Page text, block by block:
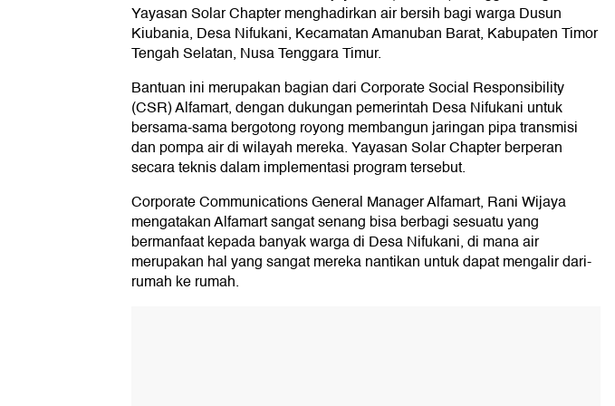
Yayasan Solar Chapter menghadirkan air bersih bagi warga Dusun
Kiubania, Desa Nifukani, Kecamatan Amanuban Barat, Kabupaten Timor
Tengah Selatan, Nusa Tenggara Timur.
Bantuan ini merupakan bagian dari Corporate Social Responsibility
(CSR) Alfamart, dengan dukungan pemerintah Desa Nifukani untuk
bersama-sama bergotong royong membangun jaringan pipa transmisi
dan pompa air di wilayah mereka. Yayasan Solar Chapter berperan
secara teknis dalam implementasi program tersebut.
Corporate Communications General Manager Alfamart, Rani Wijaya
mengatakan Alfamart sangat senang bisa berbagi sesuatu yang
bermanfaat kepada banyak warga di Desa Nifukani, di mana air
merupakan hal yang sangat mereka nantikan untuk dapat mengalir dari-
rumah ke rumah.